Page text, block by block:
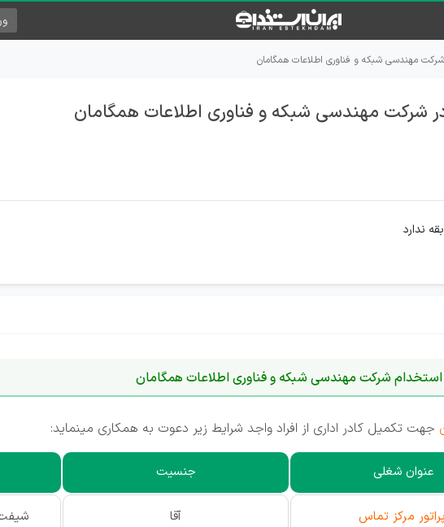
شرکت مهندسی شبکه و فناوری اطلاعات همگامان
شرکت مهندسی شبکه و فناوری اطلاعات همگامان
ندارد
استخدام شرکت مهندسی شبکه و فناوری اطلاعات همگامان
جهت تکمیل کادر اداری از افراد واجد شرایط زیر دعوت به همکاری مینماید:
عنوان شغلی جنسیت
مرکز تماس آقا شیفت